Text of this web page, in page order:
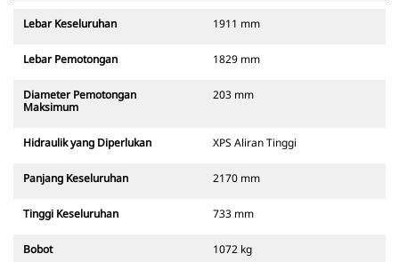
Lebar Keseluruhan 1911 mm
Lebar Pemotongan 1829 mm
Diameter Pemotongan
Maksimum
203 mm
Hidraulik yang Diperlukan XPS Aliran Tinggi
Panjang Keseluruhan 2170 mm
Tinggi Keseluruhan 733 mm
Bobot 1072 kg